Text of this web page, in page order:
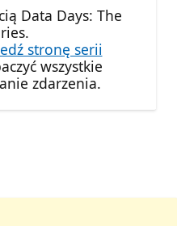
Data Days: The
stronę serii
wszystkie
zdarzenia.